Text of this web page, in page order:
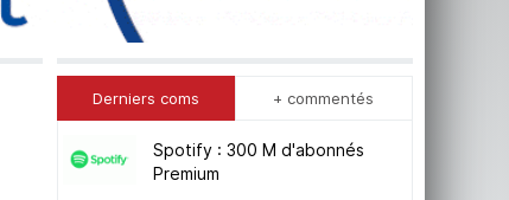
Derniers coms + commentés
Spotify : 300 M d'abonnés
Premium